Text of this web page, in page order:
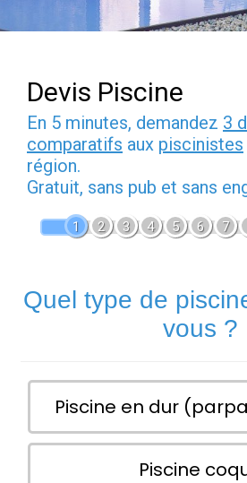
Devis Piscine
En 5 minutes, demandez 3
comparatifs aux piscinistes
région.
Gratuit, sans pub et sans
1 2 3 4 5 6 7
Quel type de
vous ?
Piscine en dur
Piscine